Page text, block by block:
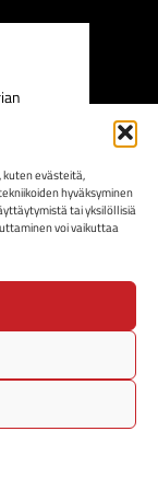
kuten evästeitä,
hyväksyminen
tai yksilöllisiä
voi vaikuttaa
sekä